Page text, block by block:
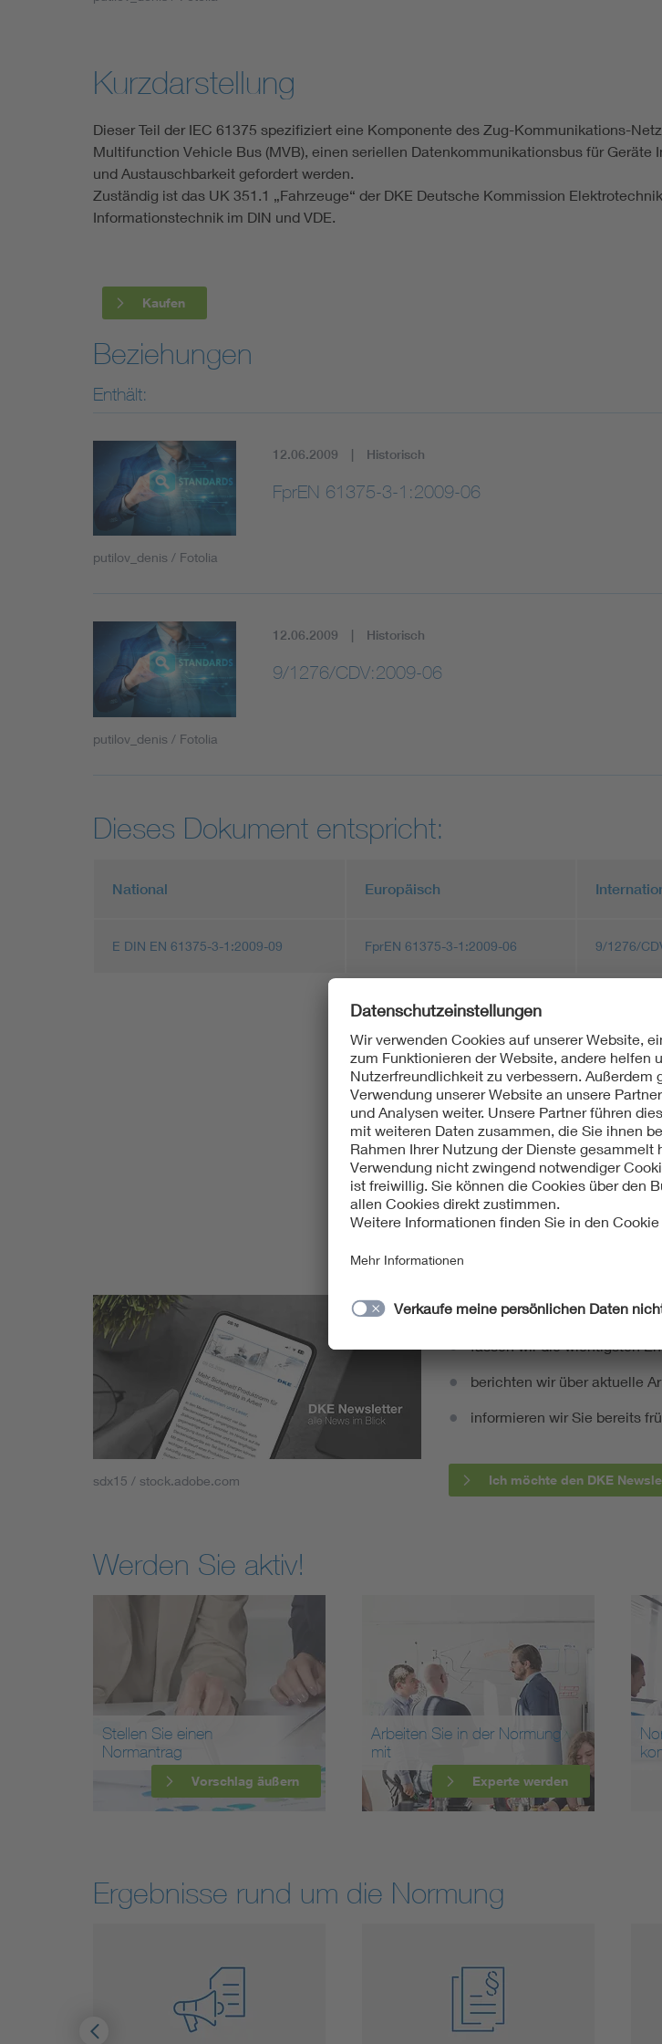
Living
Smart Cities
Kurzdarstellung
Dieser Teil der IEC 61375 spezifiziert eine Komponente des Zug-Kommunikations-
Multifunction Vehicle Bus (MVB), einen seriellen Datenkommunikationsbus für Geräte
und Austauschbarkeit gefordert werden.
Zuständig ist das UK 351.1 „Fahrzeuge“ der DKE Deutsche Kommission
Informationstechnik im DIN und VDE.
Kaufen
Beziehungen
Enthält:
putilov_denis / Fotolia
12.06.2009 Historisch
FprEN 61375-3-1:2009-06
putilov_denis / Fotolia
12.06.2009 Historisch
9/1276/CDV:2009-06
Dieses Dokument entspricht:
National Europäisch
E DIN EN 61375-3-1:2009-09 FprEN 61375-3-1:2009-06 9/1276/
sdx15 / stock.adobe.com
Mit unserem DKE Newsletter
fassen wir die wichtigsten
berichten wir über aktuelle
informieren wir Sie bereits
Ich möchte den DKE
Werden Sie aktiv!
Stellen Sie einen
Normantrag
Vorschlag äußern
Arbeiten Sie in der Normung
mit
Experte werden
Ergebnisse rund um die Normung